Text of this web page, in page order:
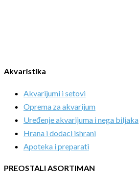
Akvaristika
Akvarijumi i setovi
Oprema za akvarijum
Uređenje akvarijuma i nega biljaka
Hrana i dodaci ishrani
Apoteka i preparati
PREOSTALI ASORTIMAN